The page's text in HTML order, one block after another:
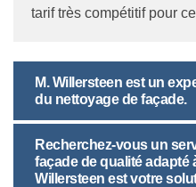
tarif très compétitif pour
M. Willersteen est un
du nettoyage de façade.
Recherchez-vous un
façade de qualité adapté
Willersteen est votre